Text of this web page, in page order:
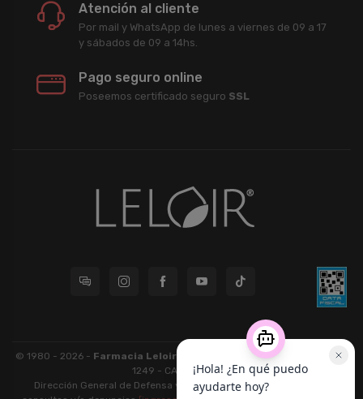
Atención al cliente
Por mail y WhatsApp de lunes a viernes de 09 a 17
y sábados de 09 a 14hs.
Pago seguro online
Poseemos certificado seguro SSL
© 1980 - 2026 - Farmacia Leloir S.R.L.
| CUIT 33609220789 - Larrea
1249 - CABA - CP 1117
Dirección General de Defensa y Protección al Consumidor: Para